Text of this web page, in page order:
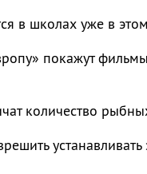
в школах уже в
покажут
количество